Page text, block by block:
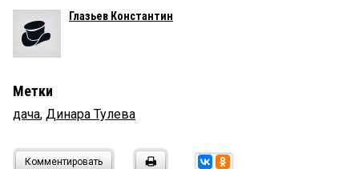
Глазьев Константин
Метки
дача, Динара Тулева
Комментировать